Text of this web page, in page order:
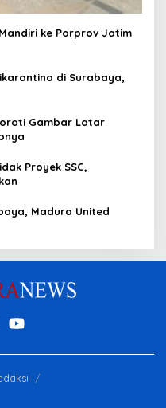
ke Porprov Jatim
di Surabaya,
Gambar Latar
Proyek SSC,
Madura United